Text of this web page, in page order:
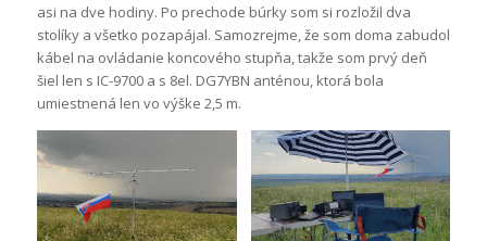
asi na dve hodiny. Po prechode búrky som si rozložil dva
stolíky a všetko pozapájal. Samozrejme, že som doma zabudol
kábel na ovládanie koncového stupňa, takže som prvý deň
šiel len s IC-9700 a s 8el. DG7YBN anténou, ktorá bola
umiestnená len vo výške 2,5 m.